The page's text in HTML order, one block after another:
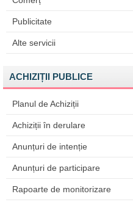
Publicitate
Alte servicii
ACHIZIȚII PUBLICE
Planul de Achiziții
Achiziții în derulare
Anunțuri de intenție
Anunțuri de participare
Rapoarte de monitorizare